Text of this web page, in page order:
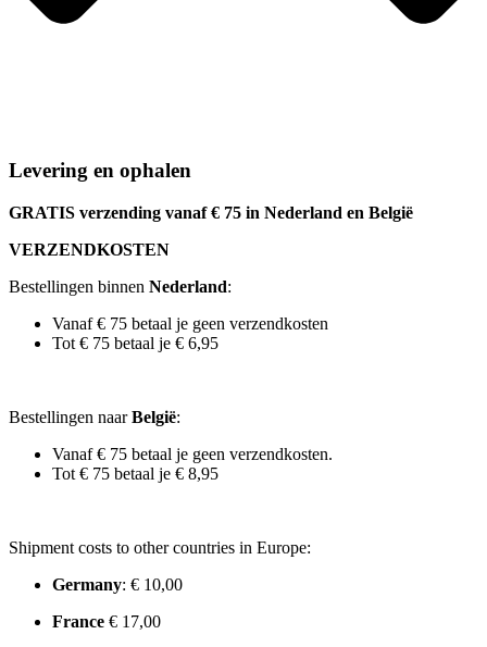
Levering en ophalen
GRATIS verzending vanaf € 75 in Nederland en België
VERZENDKOSTEN
Bestellingen binnen Nederland:
Vanaf € 75 betaal je geen verzendkosten
Tot € 75 betaal je € 6,95
Bestellingen naarBelgië:
Vanaf € 75 betaal je geen verzendkosten.
Tot € 75 betaal je € 8,95
Shipment costs to other countries in Europe:
Germany: € 10,00
France € 17,00